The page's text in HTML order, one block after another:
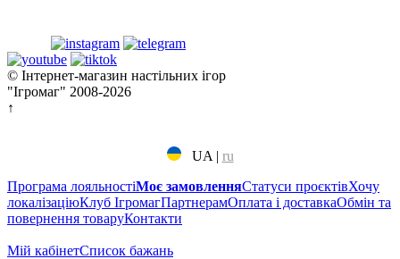
© Інтернет-магазин настільних ігор
"Ігромаг" 2008-2026
↑
UA | ru
Програма лояльностіМоє замовленняСтатуси проєктівХочу
локалізаціюКлуб ІгромагПартнерамОплата і доставкаОбмін та
повернення товаруКонтакти
Мій кабінетCписок бажань